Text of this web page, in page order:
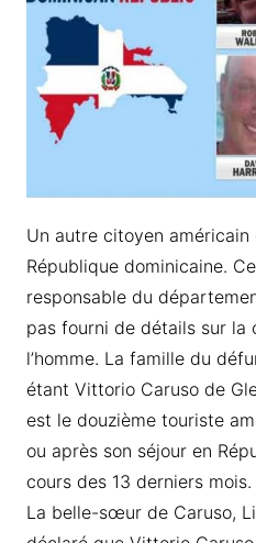
Un autre citoyen américain
République dominicaine.
responsable du
pas fourni de détails sur la
l’homme. La famille du
étant Vittorio Caruso de
est le douzième touriste
ou après son séjour en
cours des 13 derniers mois.
La belle-sœur de Caruso,